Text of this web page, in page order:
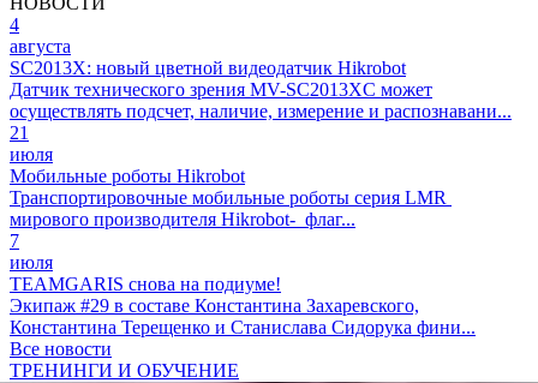
4
августа
SC2013X: новый цветной видеодатчик Hikrobot
Датчик технического зрения MV-SC2013XC может
осуществлять подсчет, наличие, измерение и распознавани...
21
июля
Мобильные роботы Hikrobot
Транспортировочные мобильные роботы серия LMR
мирового производителя Hikrobot- флаг...
7
июля
TEAMGARIS снова на подиуме!
Экипаж #29 в составе Константина Захаревского,
Константина Терещенко и Станислава Сидорука фини...
Все новости
ТРЕНИНГИ И ОБУЧЕНИЕ